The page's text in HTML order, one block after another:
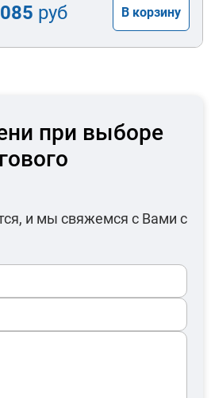
руб В корзину
при выборе
и мы свяжемся с Вами с